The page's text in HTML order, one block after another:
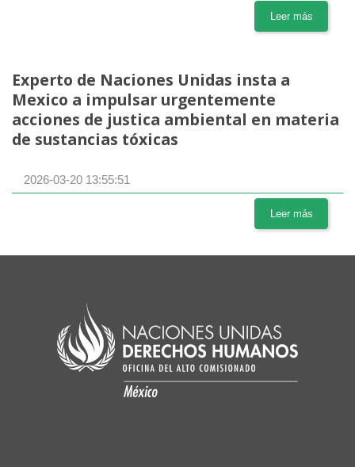
Leer más
Experto de Naciones Unidas insta a
Mexico a impulsar urgentemente
acciones de justica ambiental en materia
de sustancias tóxicas
2026-03-20 13:55:51
Leer más